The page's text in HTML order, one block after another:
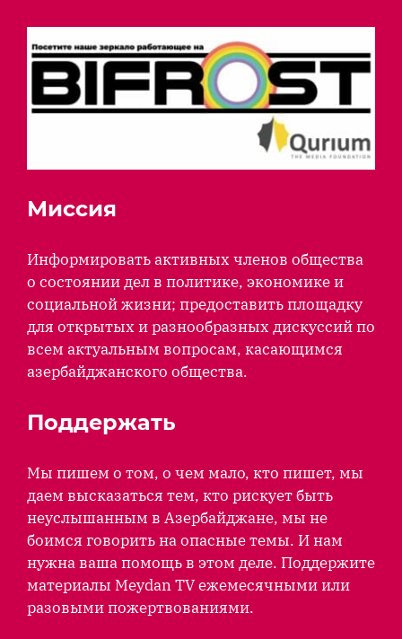
Миссия
Информировать активных членов общества
о состоянии дел в политике, экономике и
социальной жизни; предоставить площадку
для открытых и разнообразных дискуссий по
всем актуальным вопросам, касающимся
азербайджанского общества.
Поддержать
Мы пишем о том, о чем мало, кто пишет, мы
даем высказаться тем, кто рискует быть
неуслышанным в Азербайджане, мы не
боимся говорить на опасные темы. И нам
нужна ваша помощь в этом деле. Поддержите
материалы Meydan TV ежемесячными или
разовыми пожертвованиями.